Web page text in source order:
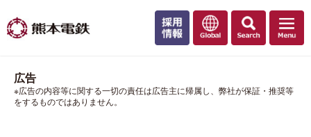
広告
※広告の内容等に関する一切の責任は広告主に帰属し、弊社が保証・推奨等
をするものではありません。